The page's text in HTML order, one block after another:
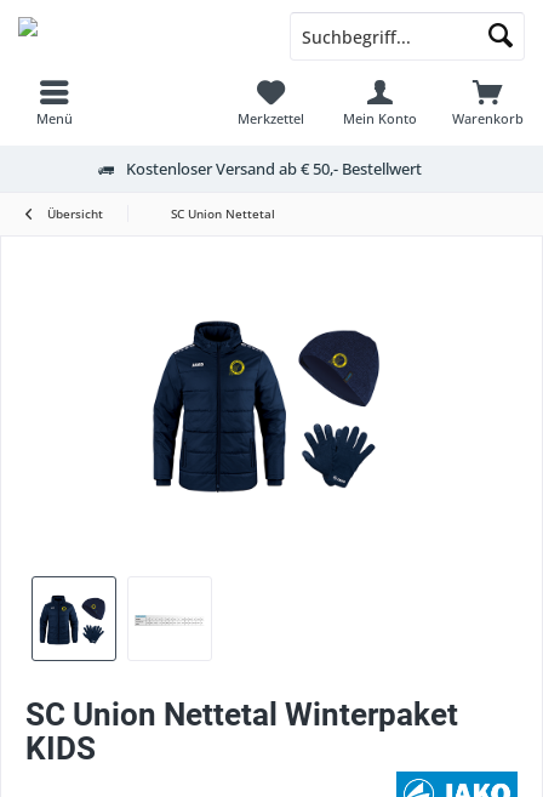
Menü Warenkorb
Merkzettel Mein Konto
Kostenloser Versand ab € 50,- Bestellwert
Übersicht SC Union Nettetal
SC Union Nettetal Winterpaket
KIDS